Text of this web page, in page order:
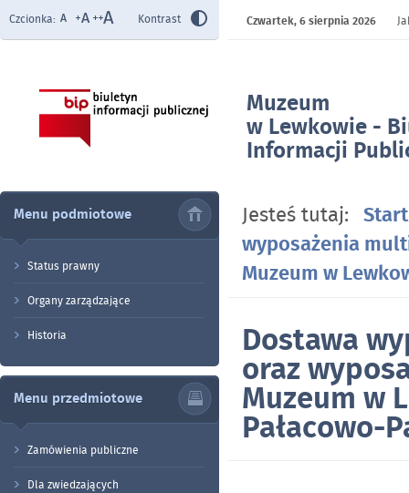
Muzeum
w Lewkowie -
Informacji
wystawy stałej
Lewkowie -
Parkowego II
Czcionka: Kontrast Czwartek,6 sierpnia 2026
Menu podmiotowe
Status prawny
Organy zarządzające
Historia
Menu przedmiotowe
Zamówienia publiczne
Dla zwiedzających
Jesteś tutaj: Start
wyposażenia
Muzeum w
Dostawa
oraz
Muzeum w
Pałacowo-